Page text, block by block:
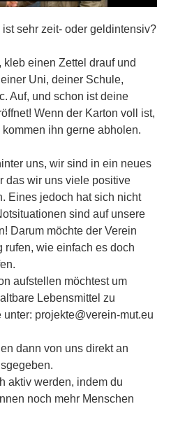
sehr zeit- oder geldintensiv?
einen Zettel drauf und
Uni, deiner Schule,
Auf, und schon ist deine
Wenn der Karton voll ist,
ihn gerne abholen.
uns, wir sind in ein neues
das wir uns viele positive
Eines jedoch hat sich nicht
sind auf unsere
Darum möchte der Verein
rufen, wie einfach es doch
aufstellen möchtest um
Lebensmittel zu
projekte@verein-mut.eu
dann von uns direkt an
aktiv werden, indem du
noch mehr Menschen